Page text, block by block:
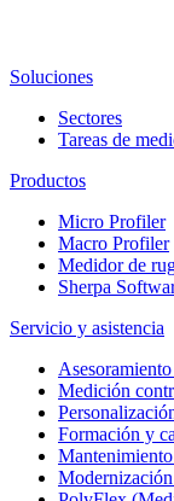
Soluciones
Sectores
Tareas de
Productos
Micro Profiler
Macro Profiler
Medidor de
Sherpa
Servicio y asistencia
Medición
Formación y